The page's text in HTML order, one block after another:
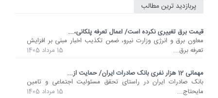
پربازدید ترین مطالب
قیمت برق تغییری نکرده است/ اعمال تعرفه پلکانی،...
معاون برق و انرژی وزارت نیرو، ضمن تکذیب اخبار مبنی بر افزایش
تعرفه برق...
15 مرداد 1405
مهمانی 12 هزار نفری بانک صادرات ایران/ حمایت از...
​بانک صادرات ایران در راستای تحقق مسئولیت اجتماعی و تامین
مایحتاج...
15 مرداد 1405